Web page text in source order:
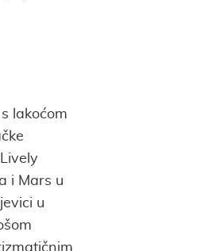
lakoćom
i Mars u
u